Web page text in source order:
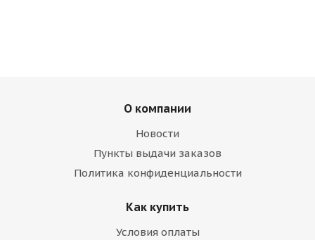
О компании
Новости
Пункты выдачи заказов
Политика конфиденциальности
Как купить
Условия оплаты